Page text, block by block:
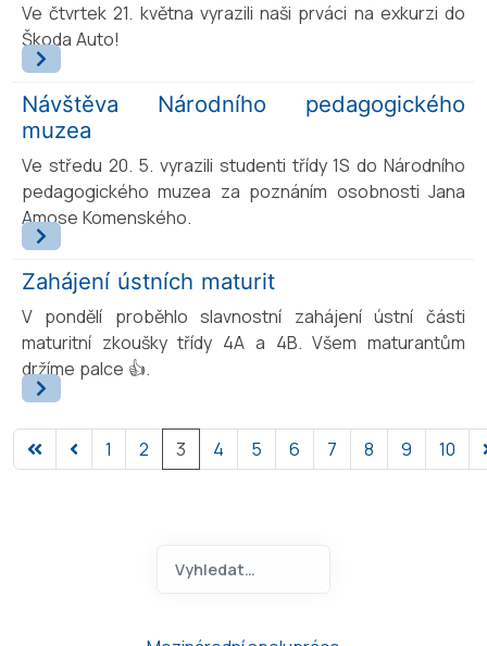
Ve čtvrtek 21. května vyrazili naši prváci na exkurzi do
Škoda Auto!
Návštěva Národního pedagogického
muzea
Ve středu 20. 5. vyrazili studenti třídy 1S do Národního
pedagogického muzea za poznáním osobnosti Jana
Amose Komenského.
Zahájení ústních maturit
V pondělí proběhlo slavnostní zahájení ústní části
maturitní zkoušky třídy 4A a 4B. Všem maturantům
držíme palce 👍.
1 2 3 4 5 6 7 8 9 10